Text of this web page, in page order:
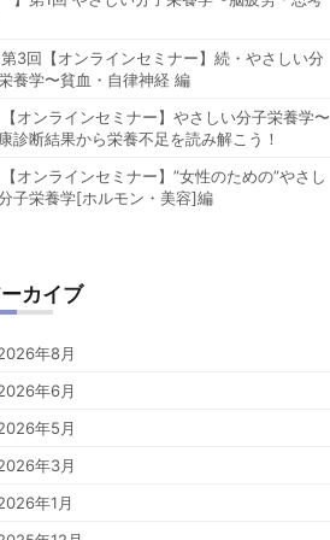
第3回【オンラインセミナー】続・やさしい分
養学〜貧血・自律神経 編
【オンラインセミナー】やさしい分子栄養学〜
診断結果から栄養不足を読み解こう！
【オンラインセミナー】”女性のための”やさし
子栄養学[ホルモン・美容]編
カイブ
年8月
年6月
年5月
年3月
年1月